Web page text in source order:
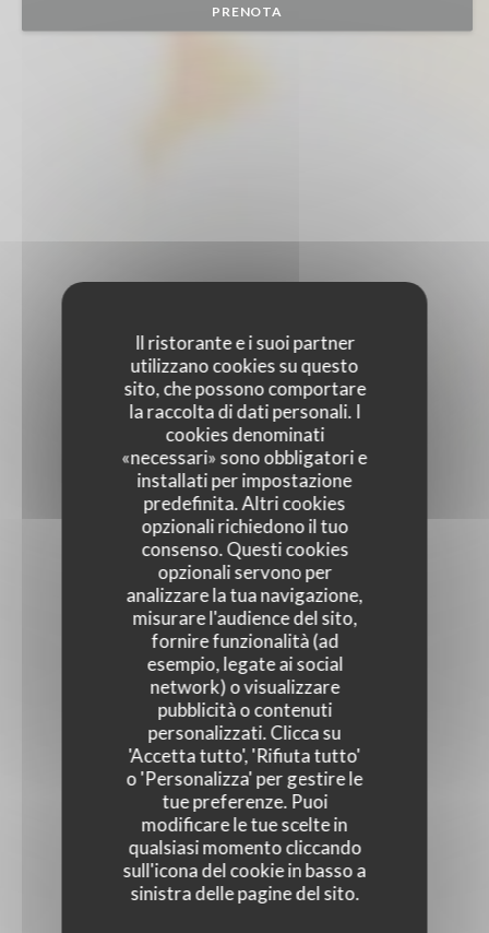
Il ristorante e i suoi partner
utilizzano cookies su questo
sito, che possono comportare
la raccolta di dati personali. I
cookies denominati
«necessari» sono obbligatori e
installati per impostazione
predefinita. Altri cookies
opzionali richiedono il tuo
consenso. Questi cookies
opzionali servono per
analizzare la tua navigazione,
misurare l'audience del sito,
fornire funzionalità (ad
esempio, legate ai social
network) o visualizzare
pubblicità o contenuti
personalizzati. Clicca su
'Accetta tutto', 'Rifiuta tutto'
o 'Personalizza' per gestire le
tue preferenze. Puoi
modificare le tue scelte in
qualsiasi momento cliccando
sull'icona del cookie in basso a
sinistra delle pagine del sito.
PRENOTA